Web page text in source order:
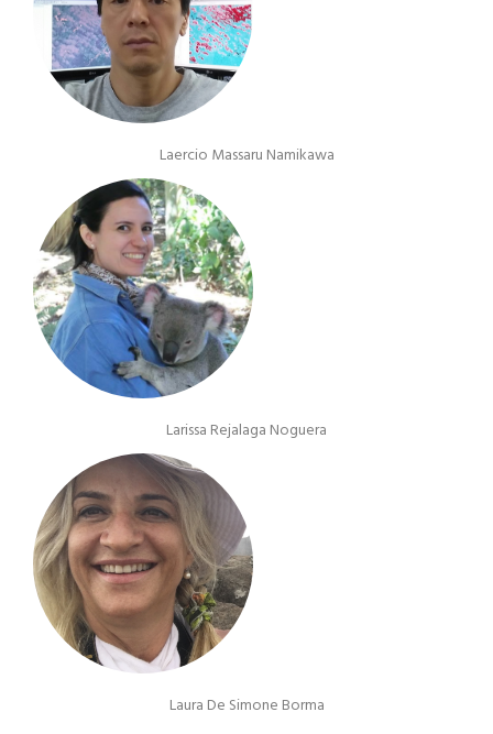
Laercio Massaru Namikawa
Larissa Rejalaga Noguera
Laura De Simone Borma